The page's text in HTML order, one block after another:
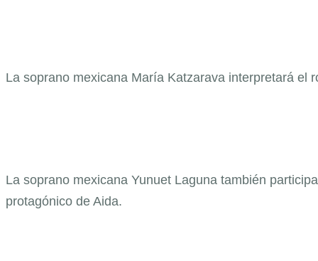
La soprano mexicana María Katzarava interpretará el
La soprano mexicana Yunuet Laguna también
protagónico de Aida.